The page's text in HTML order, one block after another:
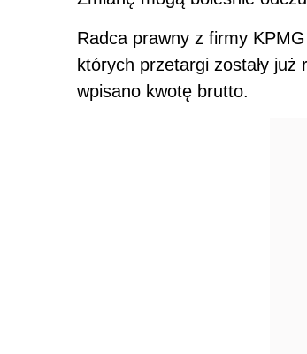
Radca prawny z firmy
których przetargi zostały
wpisano kwotę brutto.